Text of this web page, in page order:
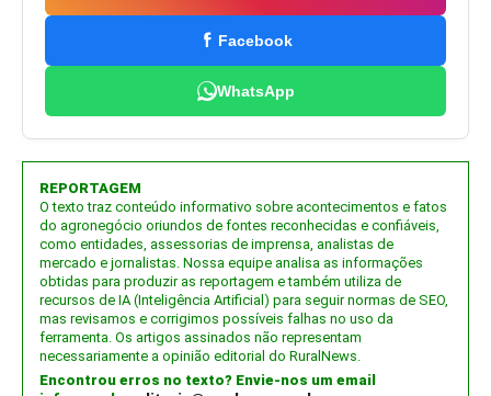
Facebook
WhatsApp
REPORTAGEM
O texto traz conteúdo informativo sobre acontecimentos e fatos
do agronegócio oriundos de fontes reconhecidas e confiáveis,
como entidades, assessorias de imprensa, analistas de
mercado e jornalistas. Nossa equipe analisa as informações
obtidas para produzir as reportagem e também utiliza de
recursos de IA (Inteligência Artificial) para seguir normas de SEO,
mas revisamos e corrigimos possíveis falhas no uso da
ferramenta. Os artigos assinados não representam
necessariamente a opinião editorial do RuralNews.
Encontrou erros no texto? Envie-nos um email